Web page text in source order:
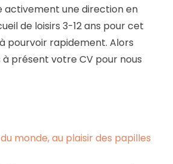
activement une direction en
de loisirs 3-12 ans pour cet
pourvoir rapidement. Alors
à présent votre CV pour nous
monde, au plaisir des papilles